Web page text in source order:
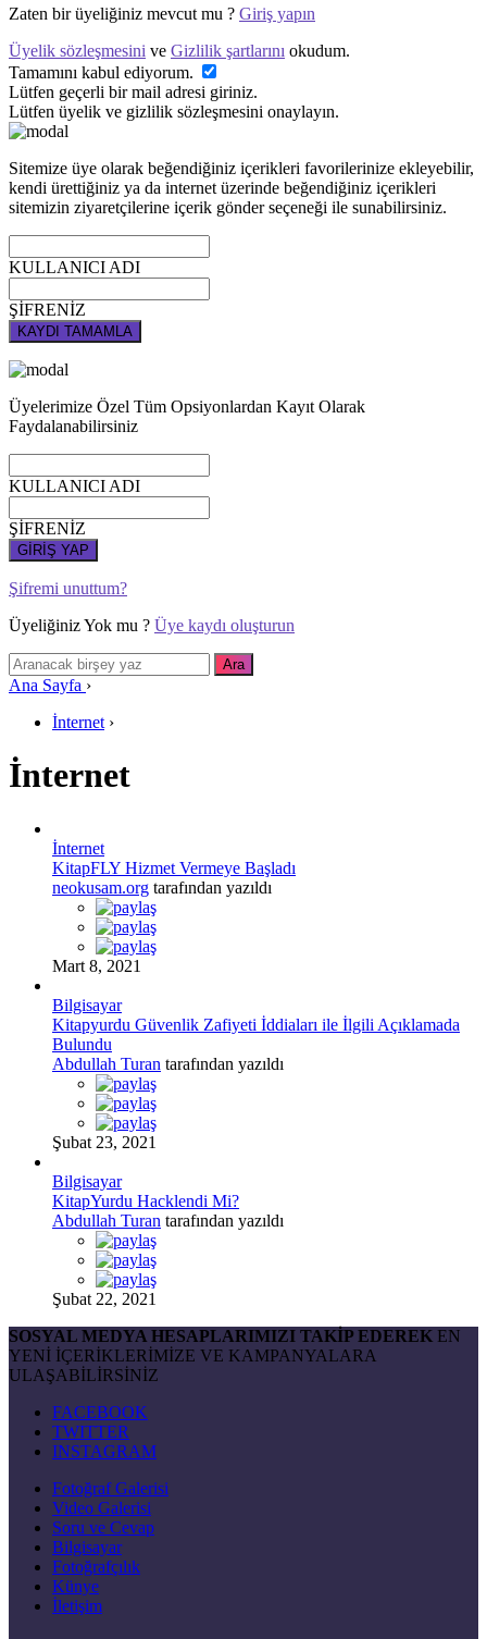
Zaten bir üyeliğiniz mevcut mu ? Giriş yapın
Üyelik sözleşmesini ve Gizlilik şartlarını okudum.
Tamamını kabul ediyorum.
Lütfen geçerli bir mail adresi giriniz.
Lütfen üyelik ve gizlilik sözleşmesini onaylayın.
Sitemize üye olarak beğendiğiniz içerikleri favorilerinize ekleyebilir,
kendi ürettiğiniz ya da internet üzerinde beğendiğiniz içerikleri
sitemizin ziyaretçilerine içerik gönder seçeneği ile sunabilirsiniz.
KULLANICI ADI
ŞİFRENİZ
KAYDI TAMAMLA
Üyelerimize Özel Tüm Opsiyonlardan Kayıt Olarak
Faydalanabilirsiniz
KULLANICI ADI
ŞİFRENİZ
GİRİŞ YAP
Şifremi unuttum?
Üyeliğiniz Yok mu ? Üye kaydı oluşturun
Ana Sayfa ›
İnternet ›
İnternet
İnternet
KitapFLY Hizmet Vermeye Başladı
neokusam.org tarafından yazıldı
Mart 8, 2021
Bilgisayar
Kitapyurdu Güvenlik Zafiyeti İddiaları ile İlgili Açıklamada
Bulundu
Abdullah Turan tarafından yazıldı
Şubat 23, 2021
Bilgisayar
KitapYurdu Hacklendi Mi?
Abdullah Turan tarafından yazıldı
Şubat 22, 2021
SOSYAL MEDYA HESAPLARIMIZI TAKİP EDEREK EN
YENİ İÇERİKLERİMİZE VE KAMPANYALARA
ULAŞABİLİRSİNİZ
FACEBOOK
TWITTER
INSTAGRAM
Fotoğraf Galerisi
Video Galerisi
Soru ve Cevap
Bilgisayar
Fotoğrafçılık
Künye
İletişim